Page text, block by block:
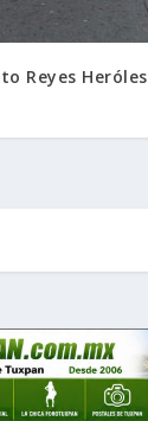
Reyes Heróles